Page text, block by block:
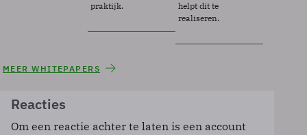
praktijk.
helpt dit te
realiseren.
MEER WHITEPAPERS
Reacties
Om een reactie achter te laten is een account